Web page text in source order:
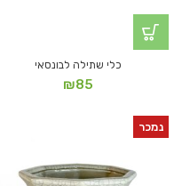
כלי שתילה לבונסאי
₪85
נמכר